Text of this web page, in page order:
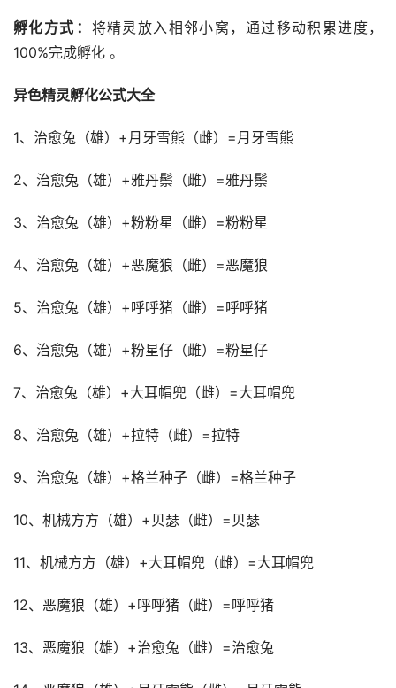
孵化方式‌： 将精灵放入相邻小窝，通过移动积累进度，
100%完成孵化 ‌。
异色精灵孵化公式大全
1、治愈兔（雄）+月牙雪熊（雌）=月牙雪熊
2、治愈兔（雄）+雅丹鬃（雌）=雅丹鬃
3、治愈兔（雄）+粉粉星（雌）=粉粉星
4、治愈兔（雄）+恶魔狼（雌）=恶魔狼
5、治愈兔（雄）+呼呼猪（雌）=呼呼猪
6、治愈兔（雄）+粉星仔（雌）=粉星仔
7、治愈兔（雄）+大耳帽兜（雌）=大耳帽兜
8、治愈兔（雄）+拉特（雌）=拉特
9、治愈兔（雄）+格兰种子（雌）=格兰种子
10、机械方方（雄）+贝瑟（雌）=贝瑟
11、机械方方（雄）+大耳帽兜（雌）=大耳帽兜
12、恶魔狼（雄）+呼呼猪（雌）=呼呼猪
13、恶魔狼（雄）+治愈兔（雌）=治愈兔